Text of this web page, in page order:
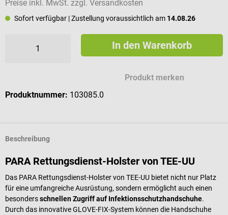
Preise inkl. MwSt. zzgl. Versandkosten
Sofort verfügbar | Zustellung voraussichtlich am 14.08.26
In den Warenkorb
Produkt merken
Produktnummer: 103085.0
Beschreibung
PARA Rettungsdienst-Holster von TEE-UU
Das PARA Rettungsdienst-Holster von TEE-UU bietet nicht nur Platz
für eine umfangreiche Ausrüstung, sondern ermöglicht auch einen
besondersschnellen Zugriff auf Infektionsschutzhandschuhe.
Durch das innovative GLOVE-FIX-System können die Handschuhe